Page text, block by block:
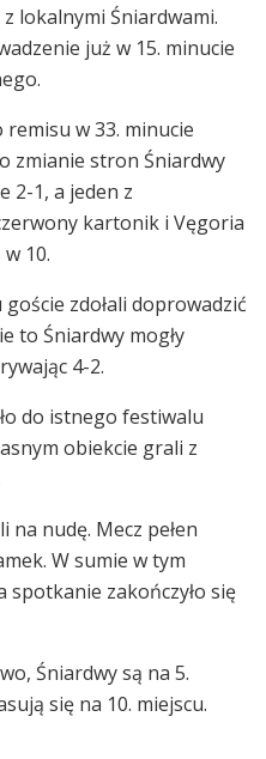
lokalnymi Śniardwami.
już w 15. minucie
w 33. minucie
zmianie stron Śniardwy
2-1, a jeden z
kartonik i Vęgoria
10.
zdołali doprowadzić
to Śniardwy mogły
4-2.
do istnego festiwalu
obiekcie grali z
nudę. Mecz pełen
W sumie w tym
spotkanie zakończyło się
Śniardwy są na 5.
się na 10. miejscu.